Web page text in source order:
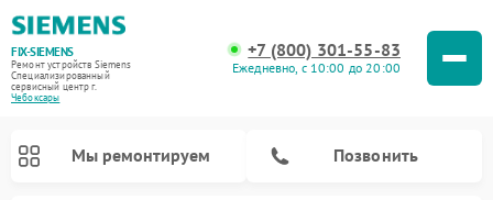
FIX-SIEMENS
Ремонт устройств Siemens
Специализированный
cервисный центр г.
Чебоксары
+7 (800) 301-55-83
Ежедневно, с 10:00 до 20:00
Мы ремонтируем Позвонить